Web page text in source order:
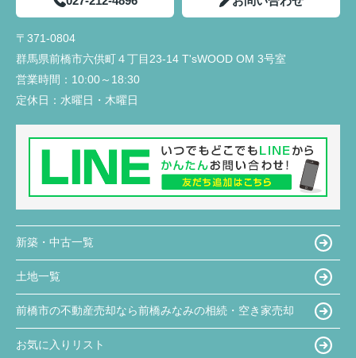
〒371-0804
群馬県前橋市六供町４丁目23‐14 T'sWOOD OM 3号室
営業時間： 10:00～18:30
定休日： 水曜日・木曜日
新築・中古一覧
土地一覧
前橋市の不動産売却なら前橋みなみの相続・空き家売却
お気に入りリスト